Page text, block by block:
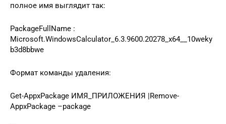
полное имя выглядит так:
PackageFullName :
Microsoft.WindowsCalculator_6.3.9600.20278_x64__10weky
b3d8bbwe
Формат команды удаления:
Get-AppxPackage ИМЯ_ПРИЛОЖЕНИЯ |Remove-
AppxPackage –package